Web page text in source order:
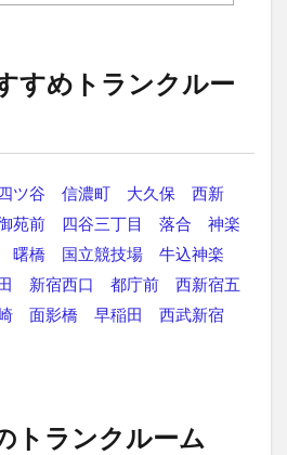
すめトランクルー
ツ谷 信濃町 大久保
西新
苑前 四谷三丁目 落合
神楽
曙橋 国立競技場
牛込神楽
新宿西口 都庁前
西新宿五
面影橋 早稲田
西武新宿
トランクルーム